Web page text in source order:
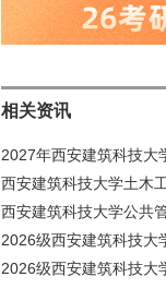
相关资讯
2027年西安建筑科技大
西安建筑科技大学土木
西安建筑科技大学公共
2026级西安建筑科技大
2026级西安建筑科技大